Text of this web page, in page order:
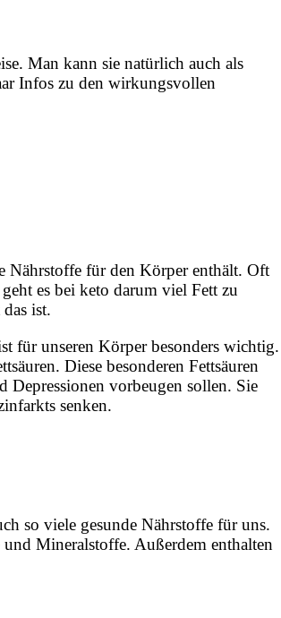
Man kann sie natürlich auch als
Infos zu den wirkungsvollen
Nährstoffe für den Körper enthält. Oft
es bei keto darum viel Fett zu
ist.
für unseren Körper besonders wichtig.
Diese besonderen Fettsäuren
Depressionen vorbeugen sollen. Sie
senken.
so viele gesunde Nährstoffe für uns.
Mineralstoffe. Außerdem enthalten